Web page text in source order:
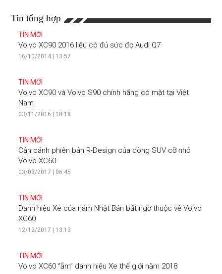
Tin tổng hợp
TIN MỚI
Volvo XC90 2016 liệu có đủ sức đọ Audi Q7
16/10/2014 | 13:57
TIN MỚI
Volvo XC90 và Volvo S90 chính hãng có mặt tại Việt
Nam
03/11/2016 | 18:18
TIN MỚI
Cận cảnh phiên bản R-Design của dòng SUV cỡ nhỏ
Volvo XC60
03/03/2017 | 06:45
TIN MỚI
Danh hiệu Xe của năm Nhật Bản bất ngờ thuộc về Volvo
XC60
12/12/2017 | 13:13
TIN MỚI
Volvo XC60 “ẵm” danh hiệu Xe thế giới năm 2018